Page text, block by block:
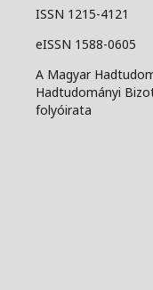
ISSN 1215-4121
eISSN 1588-0605
A Magyar
Hadtudományi
folyóirata